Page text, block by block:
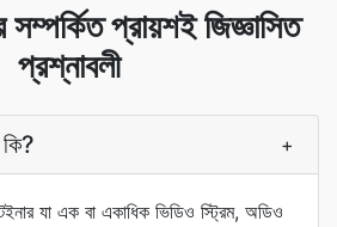
প্রায়শই জিজ্ঞাসিত
প্রশ্নাবলী
+
যা এক বা একাধিক ভিডিও স্ট্রিম, অডিও